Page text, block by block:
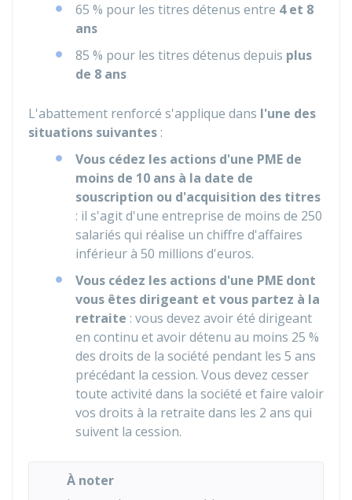
65 % pour les titres détenus entre 4 et 8
ans
85 % pour les titres détenus depuis plus
de 8 ans
L'abattement renforcé s'applique dans l'une des
situations suivantes :
Vous cédez les actions d'une PME de
moins de 10 ans à la date de
souscription ou d'acquisition des titres
: il s'agit d'une entreprise de moins de 250
salariés qui réalise un chiffre d'affaires
inférieur à 50 millions d'euros.
Vous cédez les actions d'une PME dont
vous êtes dirigeant et vous partez à la
retraite : vous devez avoir été dirigeant
en continu et avoir détenu au moins 25 %
des droits de la société pendant les 5 ans
précédant la cession. Vous devez cesser
toute activité dans la société et faire valoir
vos droits à la retraite dans les 2 ans qui
suivent la cession.
À noter